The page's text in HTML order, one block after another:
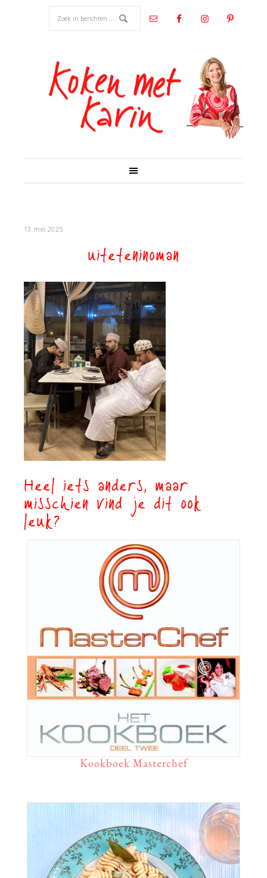
13 mei 2025
uiteteninoman
Heel iets anders, maar
misschien vind je dit ook
leuk?
Kookboek Masterchef